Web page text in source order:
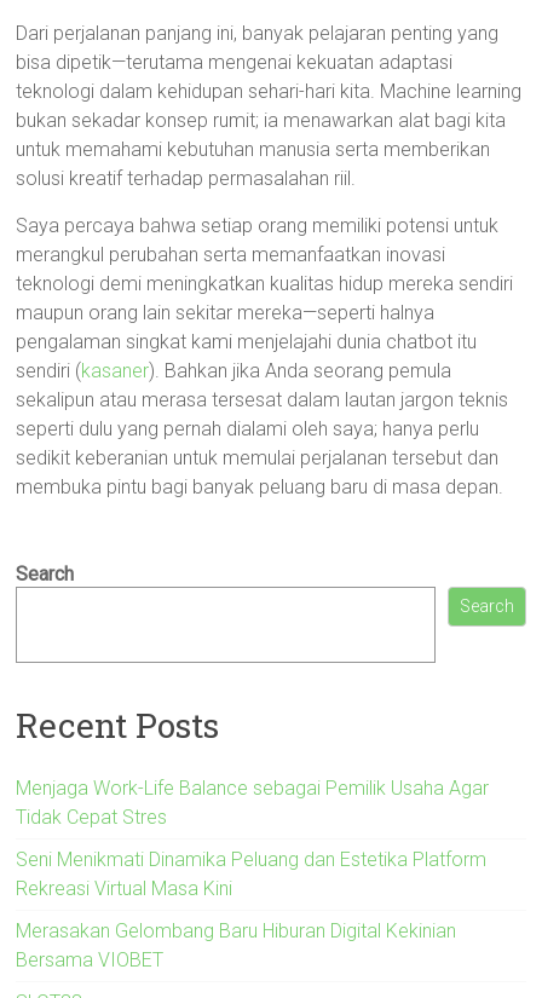
Dari perjalanan panjang ini, banyak pelajaran penting yang
bisa dipetik—terutama mengenai kekuatan adaptasi
teknologi dalam kehidupan sehari-hari kita. Machine learning
bukan sekadar konsep rumit; ia menawarkan alat bagi kita
untuk memahami kebutuhan manusia serta memberikan
solusi kreatif terhadap permasalahan riil.
Saya percaya bahwa setiap orang memiliki potensi untuk
merangkul perubahan serta memanfaatkan inovasi
teknologi demi meningkatkan kualitas hidup mereka sendiri
maupun orang lain sekitar mereka—seperti halnya
pengalaman singkat kami menjelajahi dunia chatbot itu
sendiri (kasaner). Bahkan jika Anda seorang pemula
sekalipun atau merasa tersesat dalam lautan jargon teknis
seperti dulu yang pernah dialami oleh saya; hanya perlu
sedikit keberanian untuk memulai perjalanan tersebut dan
membuka pintu bagi banyak peluang baru di masa depan.
Search
Search
Recent Posts
Menjaga Work-Life Balance sebagai Pemilik Usaha Agar
Tidak Cepat Stres
Seni Menikmati Dinamika Peluang dan Estetika Platform
Rekreasi Virtual Masa Kini
Merasakan Gelombang Baru Hiburan Digital Kekinian
Bersama VIOBET